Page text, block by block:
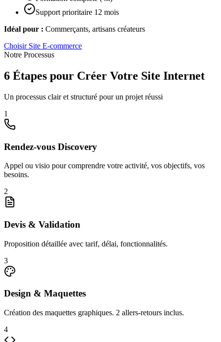
Support prioritaire 12 mois
Idéal pour : Commerçants, artisans créateurs
Choisir Site E-commerce
Notre Processus
6 Étapes pour Créer Votre Site Internet
Un processus clair et structuré pour un projet réussi
1
Rendez-vous Discovery
Appel ou visio pour comprendre votre activité, vos objectifs, vos
besoins.
2
Devis & Validation
Proposition détaillée avec tarif, délai, fonctionnalités.
3
Design & Maquettes
Création des maquettes graphiques. 2 allers-retours inclus.
4